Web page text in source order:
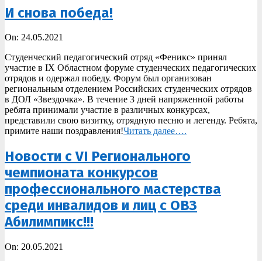
И снова победа!
2021-
24
On: 24.05.2021
Студенческий педагогический отряд «Феникс» принял
участие в IX Областном форуме студенческих педагогических
отрядов и одержал победу. Форум был организован
региональным отделением Российских студенческих отрядов
в ДОЛ «Звездочка». В течение 3 дней напряженной работы
ребята принимали участие в различных конкурсах,
представили свою визитку, отрядную песню и легенду. Ребята,
примите наши поздравления!Читать далее….
Новости с VI Регионального
чемпионата конкурсов
профессионального мастерства
среди инвалидов и лиц с ОВЗ
Абилимпикс!!!
2021-
On: 20.05.2021